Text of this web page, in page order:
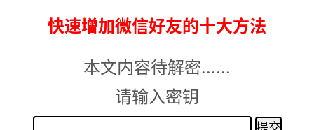
快速增加微信好友的十大方法
本文内容待解密......
请输入密钥